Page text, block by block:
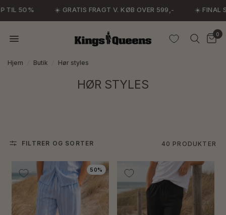
☀️ GRATIS FRAGT V. KØB OVER 599,- ☀️ FINAL SALE IS
0
Hjem Butik Hør styles
HØR STYLES
FILTRER OG SORTER 40 PRODUKTER
50%